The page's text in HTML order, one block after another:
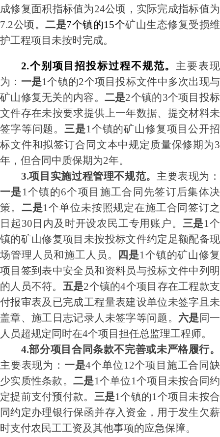
成修复面积指标值为24公顷，实际完成指标值为
7.2公顷。 二是7个镇的15个矿山生态修复受损维
护工程项目未按时完成。
2.个别项目招投标过程不规范。 主要表现
为： 一是1个镇的2个项目投标文件中多次出现与
矿山修复无关的内容。 二是2个镇的3个项目投标
文件存在未按要求提供上一年数据、提交材料未
签字等问题。三是1个镇的矿山修复项目公开招
标文件和拟签订合同文本中规定质量保修期为3
年，但合同中质保期为2年。
3.项目实施过程管理不规范。 主要表现为：
一是1个镇的6个项目施工合同先签订后集体决
策。 二是1个单位未按照规定在施工合同签订之
日起30日内及时开设农民工专用账户。 三是1个
镇的矿山修复项目未按投标文件约定足额配备现
场管理人员和施工人员。
四是1个镇的矿山修复
项目 签到表中安全员和资料员与投标文件中列明
的人员不符。 五是2个镇的4个项目存在工程款支
付报审表及已完成工程量表建设单位未签字且未
盖章、施工日志记录人未签字等问题。 六是同一
人员超规定同时在4个项目担任总监理工程师。
4.部分项目合同条款不完善或未严格履行。
主要表现为： 一是4个单位12个项目施工合同缺
少实质性条款。二是1个单位1个项目未按合同约
定提前支付预付款。 三是1个镇的1个项目未按合
同约定办理银行保函并存入资金 ， 用于发生欠薪
时支付农民工工资及其他事项的应急保障。